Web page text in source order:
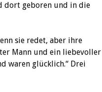
dort geboren und in die
sie redet, aber ihre
Mann und ein liebevoller
waren glücklich.“ Drei